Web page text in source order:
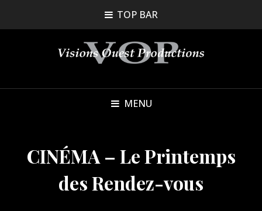
TOP BAR
MENU
CINÉMA – Le Printemps
des Rendez-vous